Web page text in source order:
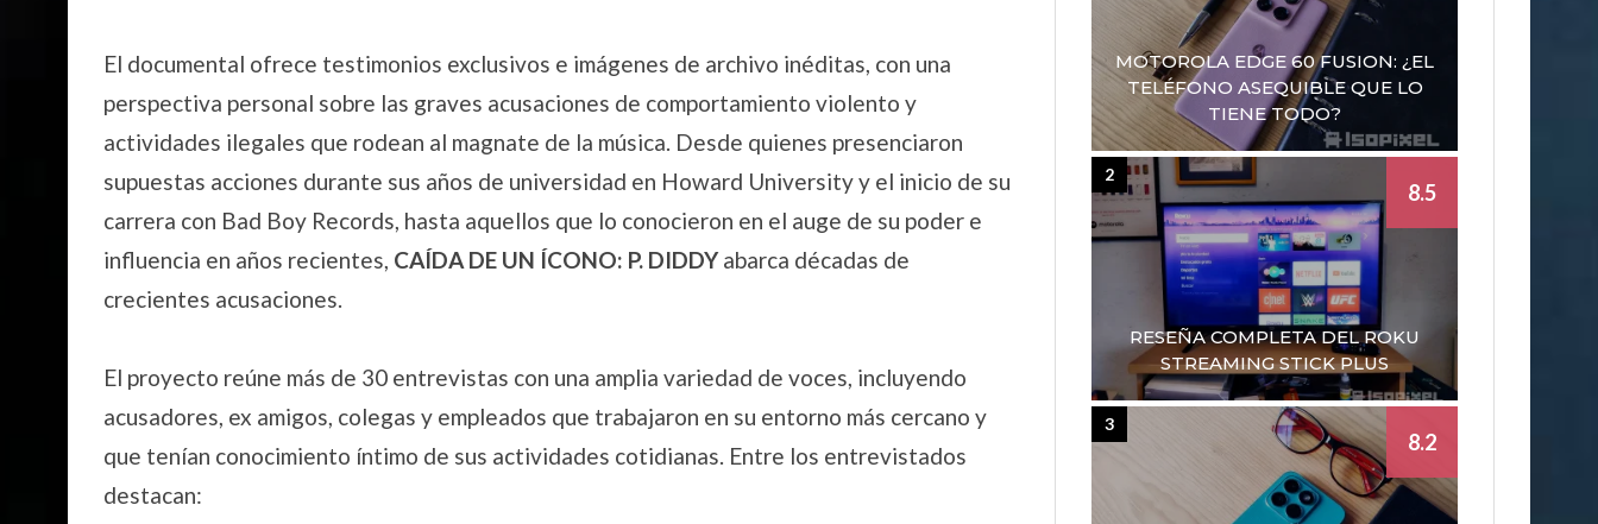
El documental ofrece testimonios exclusivos e imágenes de archivo inéditas, con una
perspectiva personal sobre las graves acusaciones de comportamiento violento y
actividades ilegales que rodean al magnate de la música. Desde quienes presenciaron
supuestas acciones durante sus años de universidad en Howard University y el inicio de su
carrera con Bad Boy Records, hasta aquellos que lo conocieron en el auge de su poder e
influencia en años recientes, CAÍDA DE UN ÍCONO: P. DIDDYabarca décadas de
crecientes acusaciones.
El proyecto reúne más de 30 entrevistas con una amplia variedad de voces, incluyendo
acusadores, ex amigos, colegas y empleados que trabajaron en su entorno más cercano y
que tenían conocimiento íntimo de sus actividades cotidianas. Entre los entrevistados
destacan:
MOTOROLA EDGE 60 FUSION: ¿EL
TELÉFONO ASEQUIBLE QUE LO
TIENE TODO?
RESEÑA COMPLETA DEL ROKU
STREAMING STICK PLUS
8.5
2
8.2
3